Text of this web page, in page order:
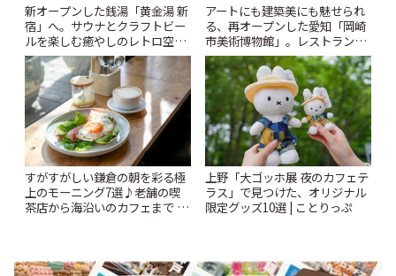
新オープンした銭湯「黄金湯 新
宿」へ。サウナとクラフトビー
ルを楽しむ癒やしのレトロ空間
| ことりっぷ
アートにも建築美にも魅せられ
る、再オープンした愛知「岡崎
市美術博物館」。レストランや
ショップも充実 | ことりっぷ
すがすがしい鎌倉の朝を彩る極
上のモーニング7選♪老舗の喫
茶店から海沿いのカフェまで |
上野「大ゴッホ展 夜のカフェテ
ラス」で見つけた、オリジナル
限定グッズ10選 | ことりっぷ